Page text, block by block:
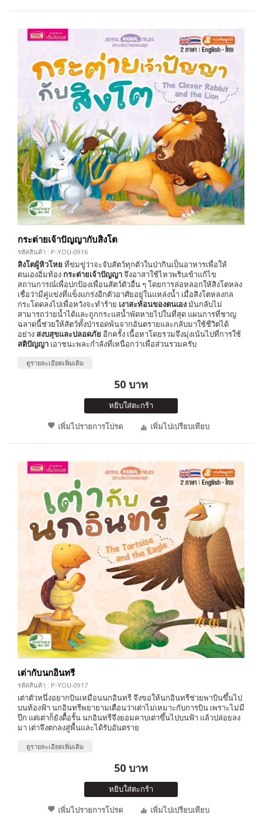
กระต่ายเจ้าปัญญากับสิงโต
รหัสสินค้า : P-YOU-0916
สิงโตผู้หิวโหย ที่ข่มขู่ว่าจะจับสัตว์ทุกตัวในป่ากินเป็นอาหารเพื่อให้
ตนเองอิ่มท้องกระต่ายเจ้าปัญญาจึงอาสาใช้ไหวพริบเข้าแก้ไข
สถานการณ์เพื่อปกป้องเพื่อนสัตว์ตัวอื่น ๆ โดยการล่อหลอกให้สิงโตหลง
เชื่อว่ามีคู่แข่งที่แข็งแกร่งอีกตัวอาศัยอยู่ในแหล่งน้ำ เมื่อสิงโตหลงกล
กระโดดลงไปเพื่อหวังจะทำร้าย เงาสะท้อนของตนเองมันกลับไม่
สามารถว่ายน้ำได้และถูกกระแสน้ำพัดหายไปในที่สุด แผนการที่ชาญ
ฉลาดนี้ช่วยให้สัตว์ทั้งป่ารอดพ้นจากอันตรายและกลับมาใช้ชีวิตได้
อย่างสงบสุขและปลอดภัย อีกครั้ง เนื้อหาโดยรวมจึงมุ่งเน้นไปที่การใช้
สติปัญญา เอาชนะพละกำลังที่เหนือกว่าเพื่อส่วนรวมครับ
ดูรายละเอียดเพิ่มเติม
50 บาท
หยิบใส่ตะกร้า
เพิ่มไปรายการโปรด
เพิ่มไปเปรียบเทียบ
เต่ากับนกอินทรี
รหัสสินค้า : P-YOU-0917
เต่าตัวหนึ่งอยากบินเหมือนนกอินทรี จึงขอให้นกอินทรีช่วยพาบินขึ้นไป
บนท้องฟ้า นกอินทรีพยายามเตือนว่าเต่าไม่เหมาะกับการบิน เพราะไม่มี
ปีก แต่เต่าก็ยังดื้อรั้น นกอินทรีจึงยอมคาบเต่าขึ้นไปบนฟ้า แล้วปล่อยลง
มา เต่าจึงตกลงสู่พื้นและได้รับอันตราย
ดูรายละเอียดเพิ่มเติม
50 บาท
หยิบใส่ตะกร้า
เพิ่มไปรายการโปรด
เพิ่มไปเปรียบเทียบ